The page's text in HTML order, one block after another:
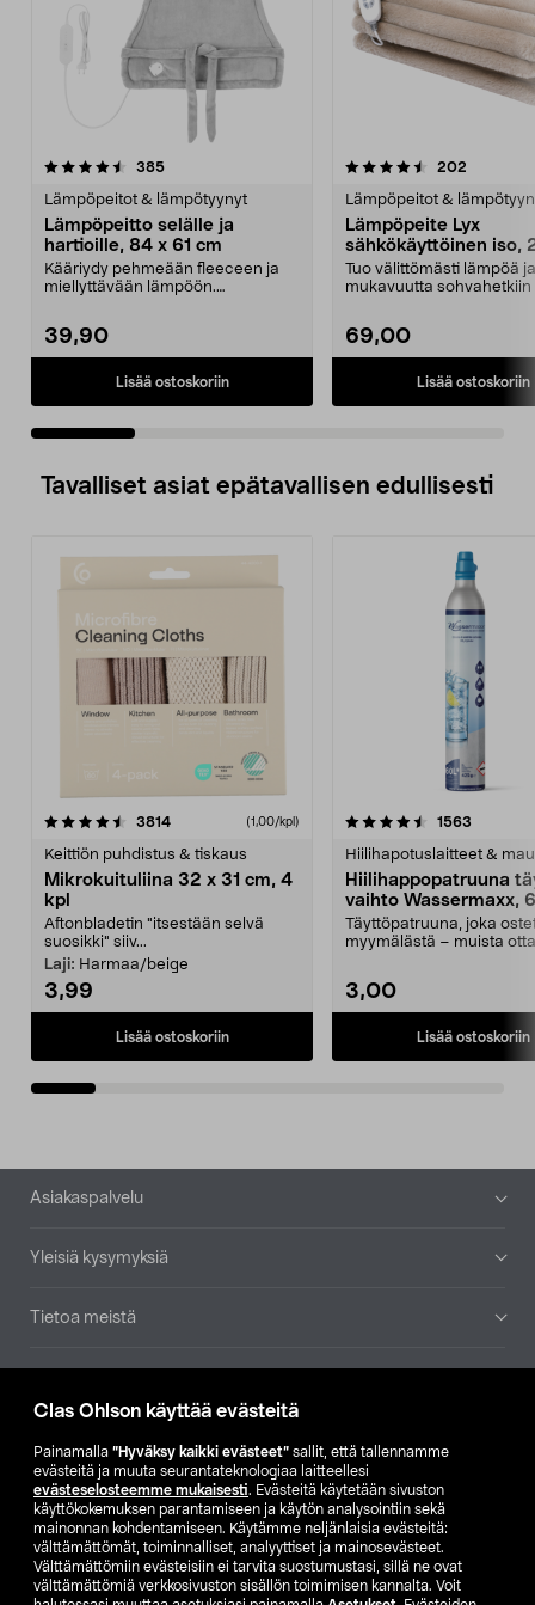
Clas Ohlson käyttää evästeitä
Painamalla ”Hyväksy kaikki evästeet” sallit, että tallennamme
evästeitä ja muuta seurantateknologiaa laitteellesi
evästeselosteemme mukaisesti. Evästeitä käytetään sivuston
käyttökokemuksen parantamiseen ja käytön analysointiin sekä
mainonnan kohdentamiseen. Käytämme neljänlaisia evästeitä:
välttämättömät, toiminnalliset, analyyttiset ja mainosevästeet.
Välttämättömiin evästeisiin ei tarvita suostumustasi, sillä ne ovat
välttämättömiä verkkosivuston sisällön toimimisen kannalta. Voit
385arvostelut
Lämpöpeitot & lämpötyynyt
Lämpöpeitto selälle ja
hartioille, 84 x 61 cm
Kääriydy pehmeään fleeceen ja
miellyttävään lämpöön.
39,90
Lisää ostoskoriin
4.5 viidestä
202
Lämpöpeitot &
Lämpöpeite Lyx
sähkökäyttöinen iso,
150 cm
Tuo välittömästi lämpöä ja
mukavuutta sohvahetkiin
69,00
Lisää ostoskoriin
0.0 viidestä
Tavalliset asiat epätavallisen edullisesti
3814arvostelut (1,00/kpl)
Keittiön puhdistus & tiskaus
Mikrokuituliina 32 x 31 cm, 4
kpl
Aftonbladetin "itsestään selvä
suosikki" siiv...
Laji: Harmaa/beige
3,99
Lisää ostoskoriin
4.5viidestä
1563
Hiilihapotuslaitteet &
Hiilihappopatruuna
vaihto Wassermaxx,
Täyttöpatruuna, joka
myymälästä – muista
3,00
Lisää ostoskoriin
4.5viidestä
Alatunniste
Asiakaspalvelu
Yleisiä kysymyksiä
Tietoa meistä
Etsi myymälä
SE NO FI
FI SV